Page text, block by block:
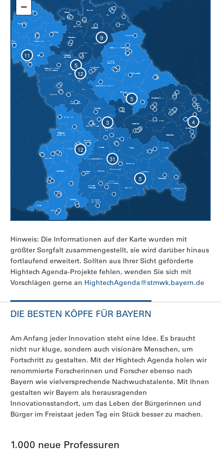
4
12
3
5
5
5
9
11
12
31
−
Hinweis: Die Informationen auf der Karte wurden mit
größter Sorgfalt zusammengestellt, sie wird darüber hinaus
fortlaufend erweitert. Sollten aus Ihrer Sicht geförderte
Hightech Agenda-Projekte fehlen, wenden Sie sich mit
Vorschlägen gerne an HightechAgenda@stmwk.bayern.de
DIE BESTEN KÖPFE FÜR BAYERN
Am Anfang jeder Innovation steht eine Idee. Es braucht
nicht nur kluge, sondern auch visionäre Menschen, um
Fortschritt zu gestalten. Mit der Hightech Agenda holen wir
renommierte Forscherinnen und Forscher ebenso nach
Bayern wie vielversprechende Nachwuchstalente. Mit Ihnen
gestalten wir Bayern als herausragenden
Innovationsstandort, um das Leben der Bürgerinnen und
Bürger im Freistaat jeden Tag ein Stück besser zu machen.
1.000 neue Professuren